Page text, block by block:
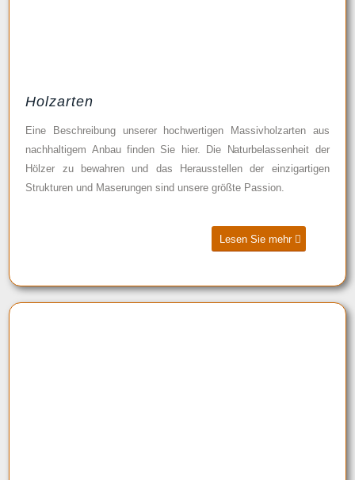
Holzarten
Eine Beschreibung unserer hochwertigen Massivholzarten aus
nachhaltigem Anbau finden Sie hier. Die Naturbelassenheit der
Hölzer zu bewahren und das Herausstellen der einzigartigen
Strukturen und Maserungen sind unsere größte Passion.
Lesen Sie mehr